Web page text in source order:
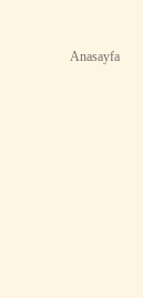
Anasayfa